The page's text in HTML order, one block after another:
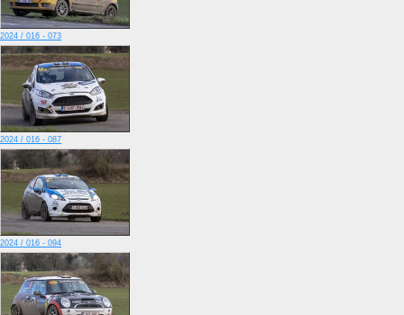
2024 / 016 - 073
2024 / 016 - 087
2024 / 016 - 094